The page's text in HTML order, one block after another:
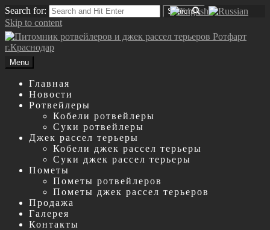
Search for: Search
Skip to content
Menu
Главная
Новости
Ротвейлеры
Кобели ротвейлеры
Суки ротвейлеры
Джек рассел терьеры
Кобели джек рассел терьеры
Суки джек рассел терьеры
Пометы
Пометы ротвейлеров
Пометы джек рассел терьеров
Продажа
Галерея
Контакты